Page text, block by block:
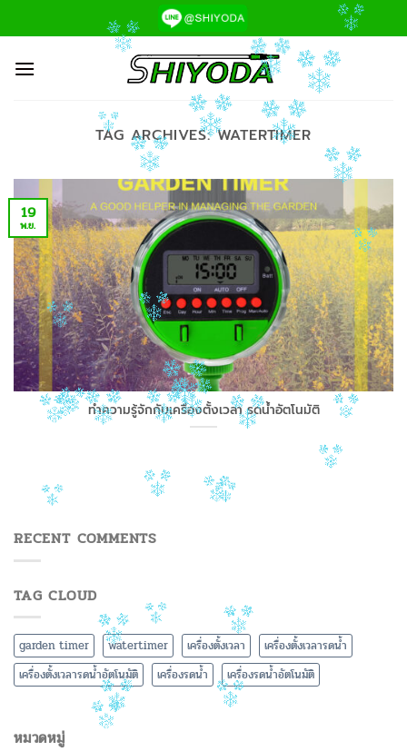
ไป
เนื้อหา
TAG ARCHIVES:WATERTIMER
ทำความรู้จักกับเครื่องตั้งเวลา รดน้ำอัตโนมัติ
19
พ.ย.
RECENT COMMENTS
TAG CLOUD
garden timer watertimer เครื่องตั้งเวลา
เครื่องตั้งเวลารดน้ำ
เครื่องตั้งเวลารดน้ำอัตโนมัติ
เครื่องรดน้ำ เครื่องรดน้ำอัตโนมัติ
หมวดหมู่